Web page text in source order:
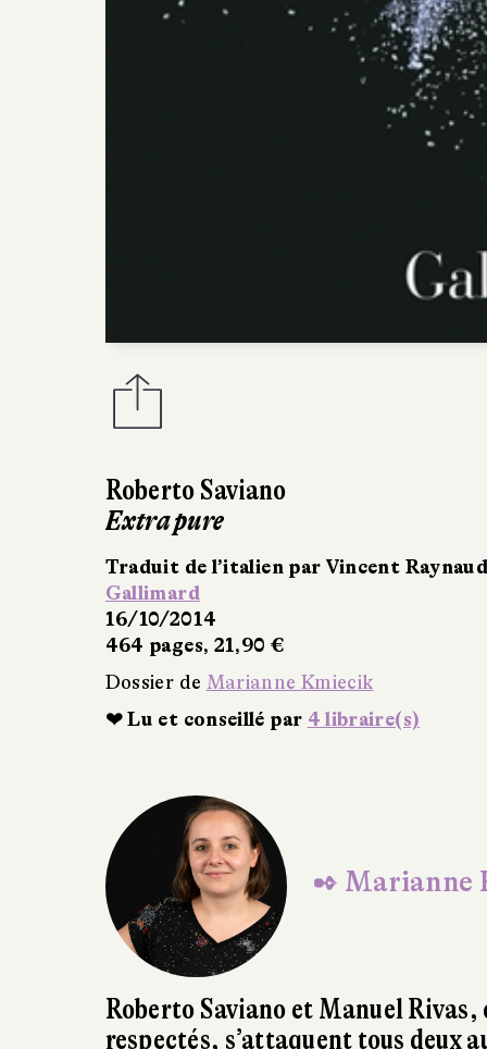
Manuel Rivas
Tout est silence
Traduit du galicien par Serge
Gallimard
16/10/2014
304 pages, 21 €
Dossier deMarianne Kmiecik
❤ Lu et conseillé par4 libraire(s)
✒ Marianne
Roberto Saviano et Manuel